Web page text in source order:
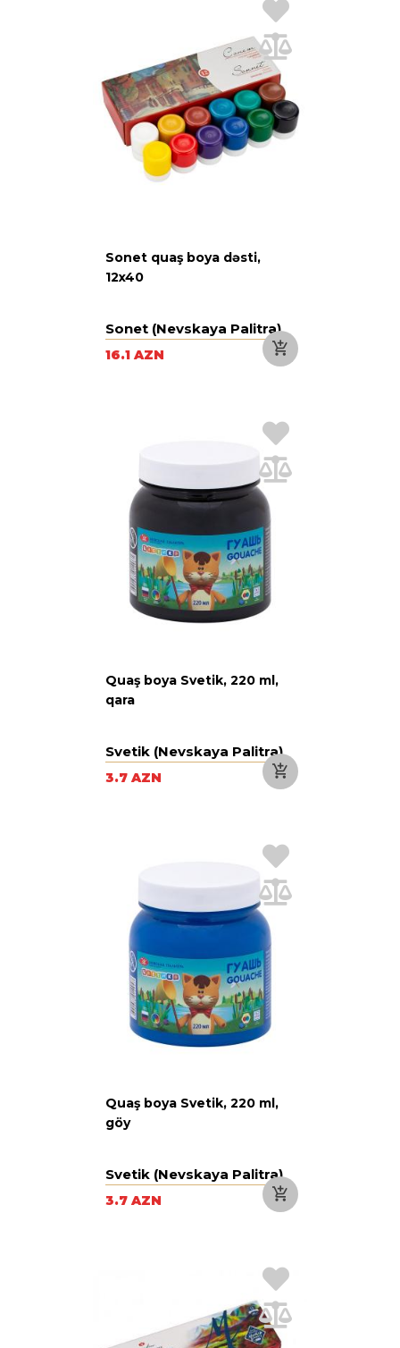
Sonet quaş boya dəsti,
12x40
Sonet (Nevskaya Palitra)
16.1 AZN
Quaş boya Svetik, 220 ml,
qara
Svetik (Nevskaya Palitra)
3.7 AZN
Quaş boya Svetik, 220 ml,
göy
Svetik (Nevskaya Palitra)
3.7 AZN